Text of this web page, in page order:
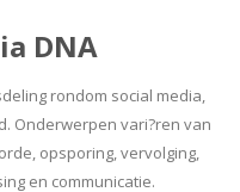
DNA
rondom social media,
Onderwerpen vari?ren van
opsporing, vervolging,
en communicatie.